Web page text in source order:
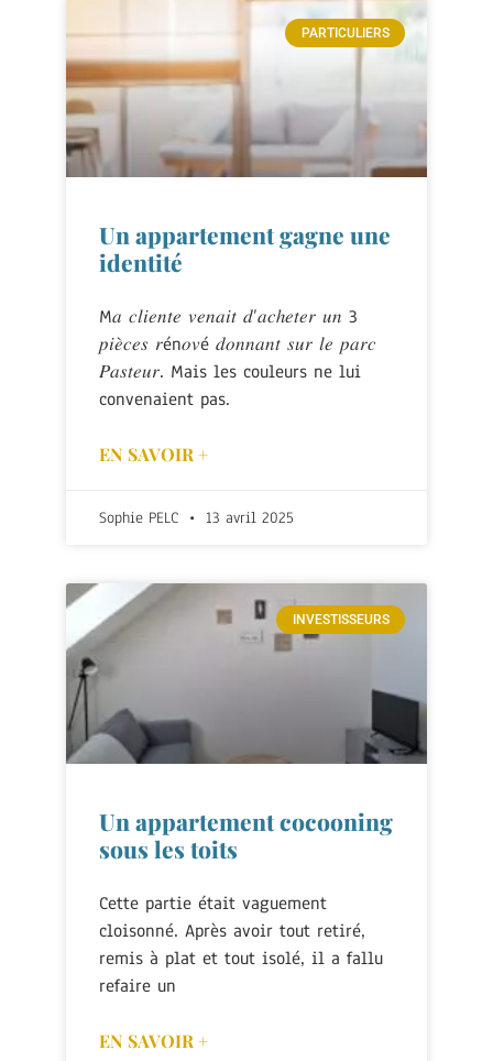
PARTICULIERS
Un appartement gagne une
identité
M𝑎 𝑐𝑙𝑖𝑒𝑛𝑡𝑒 𝑣𝑒𝑛𝑎𝑖𝑡 𝑑’𝑎𝑐ℎ𝑒𝑡𝑒𝑟 𝑢𝑛 3
𝑝𝑖𝑒̀𝑐𝑒𝑠 𝑟én𝑜𝑣é 𝑑𝑜𝑛𝑛𝑎𝑛𝑡 𝑠𝑢𝑟 𝑙𝑒 𝑝𝑎𝑟𝑐
𝑃𝑎𝑠𝑡𝑒𝑢𝑟. Mais les couleurs ne lui
convenaient pas.
EN SAVOIR +
Sophie PELC 13 avril 2025
INVESTISSEURS
Un appartement cocooning
sous les toits
Cette partie était vaguement
cloisonné. Après avoir tout retiré,
remis à plat et tout isolé, il a fallu
refaire un
EN SAVOIR +